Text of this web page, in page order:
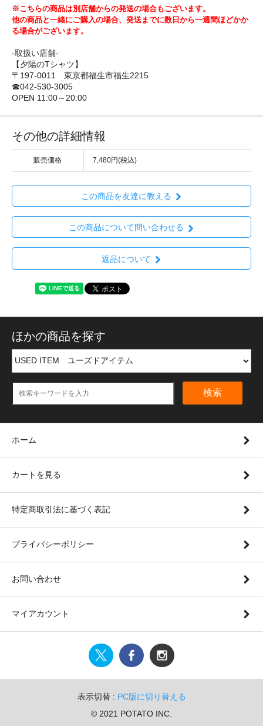
※こちらの商品は別店舗からの発送の場合もございます。
他の商品と一緒にご購入の場合、発送までに数日から一週間ほどかか
る場合がございます。
-取扱い店舗-
【夕陽のTシャツ】
〒197-0011 東京都福生市福生2215
☎042-530-3005
OPEN 11:00～20:00
その他の詳細情報
販売価格 7,480円(税込)
この商品を友達に教える
この商品について問い合わせる
返品について
ほかの商品を探す
検索
ホーム
カートを見る
特定商取引法に基づく表記
プライバシーポリシー
お問い合わせ
マイアカウント
表示切替 : PC版に切り替える
© 2021 POTATO INC.